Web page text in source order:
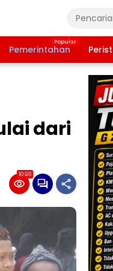
Pemerintahan
dari
1098